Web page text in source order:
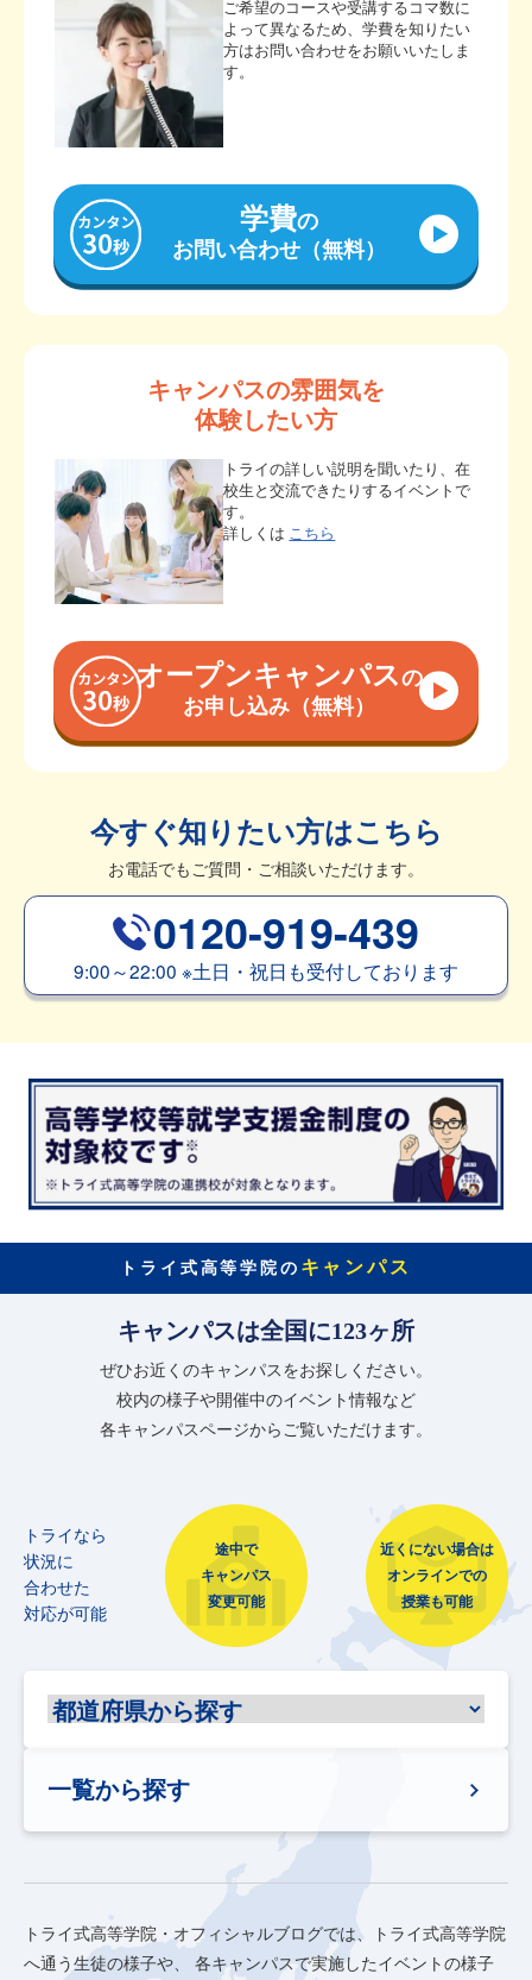
ご希望のコースや受講するコマ数に
よって異なるため、学費を知りたい
方はお問い合わせをお願いいたしま
す。
学費の
お問い合わせ（無料）
キャンパスの雰囲気を
体験したい方
トライの詳しい説明を聞いたり、在
校生と交流できたりするイベントで
す。
詳しくは こちら
オープンキャンパスの
お申し込み（無料）
今すぐ知りたい方はこちら
お電話でもご質問・ご相談いただけます。
0120-919-439
9:00～22:00 ※土日・祝日も受付しております
トライ式高等学院の キャンパス
キャンパスは全国に123ヶ所
ぜひお近くのキャンパスをお探しください。
校内の様子や開催中のイベント情報など
各キャンパスページからご覧いただけます。
トライなら
状況に
合わせた
対応が可能
途中で
キャンパス
変更可能
近くにない場合は
オンラインでの
授業も可能
一覧から探す
トライ式高等学院・オフィシャルブログでは、トライ式高等学院
へ通う生徒の様子や、
各キャンパスで実施したイベントの様子